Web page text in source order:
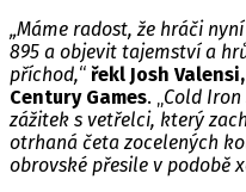
„Máme radost, že hráči
895 a objevit tajemství a
příchod,“ řekl Josh
Century Games. „ Cold
zážitek s vetřelci, který
otrhaná četa zocelených
obrovské přesile v podobě